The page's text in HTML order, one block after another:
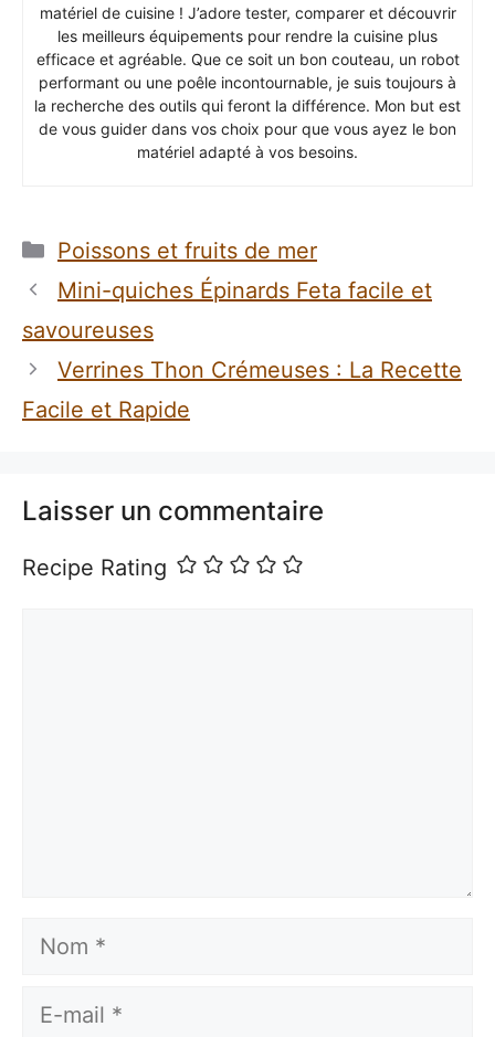
matériel de cuisine ! J’adore tester, comparer et découvrir
les meilleurs équipements pour rendre la cuisine plus
efficace et agréable. Que ce soit un bon couteau, un robot
performant ou une poêle incontournable, je suis toujours à
la recherche des outils qui feront la différence. Mon but est
de vous guider dans vos choix pour que vous ayez le bon
matériel adapté à vos besoins.
Catégories
Poissons et fruits de mer
Mini-quiches Épinards Feta facile et
savoureuses
Verrines Thon Crémeuses : La Recette
Facile et Rapide
Laisser un commentaire
Recipe Rating
Nom
E-